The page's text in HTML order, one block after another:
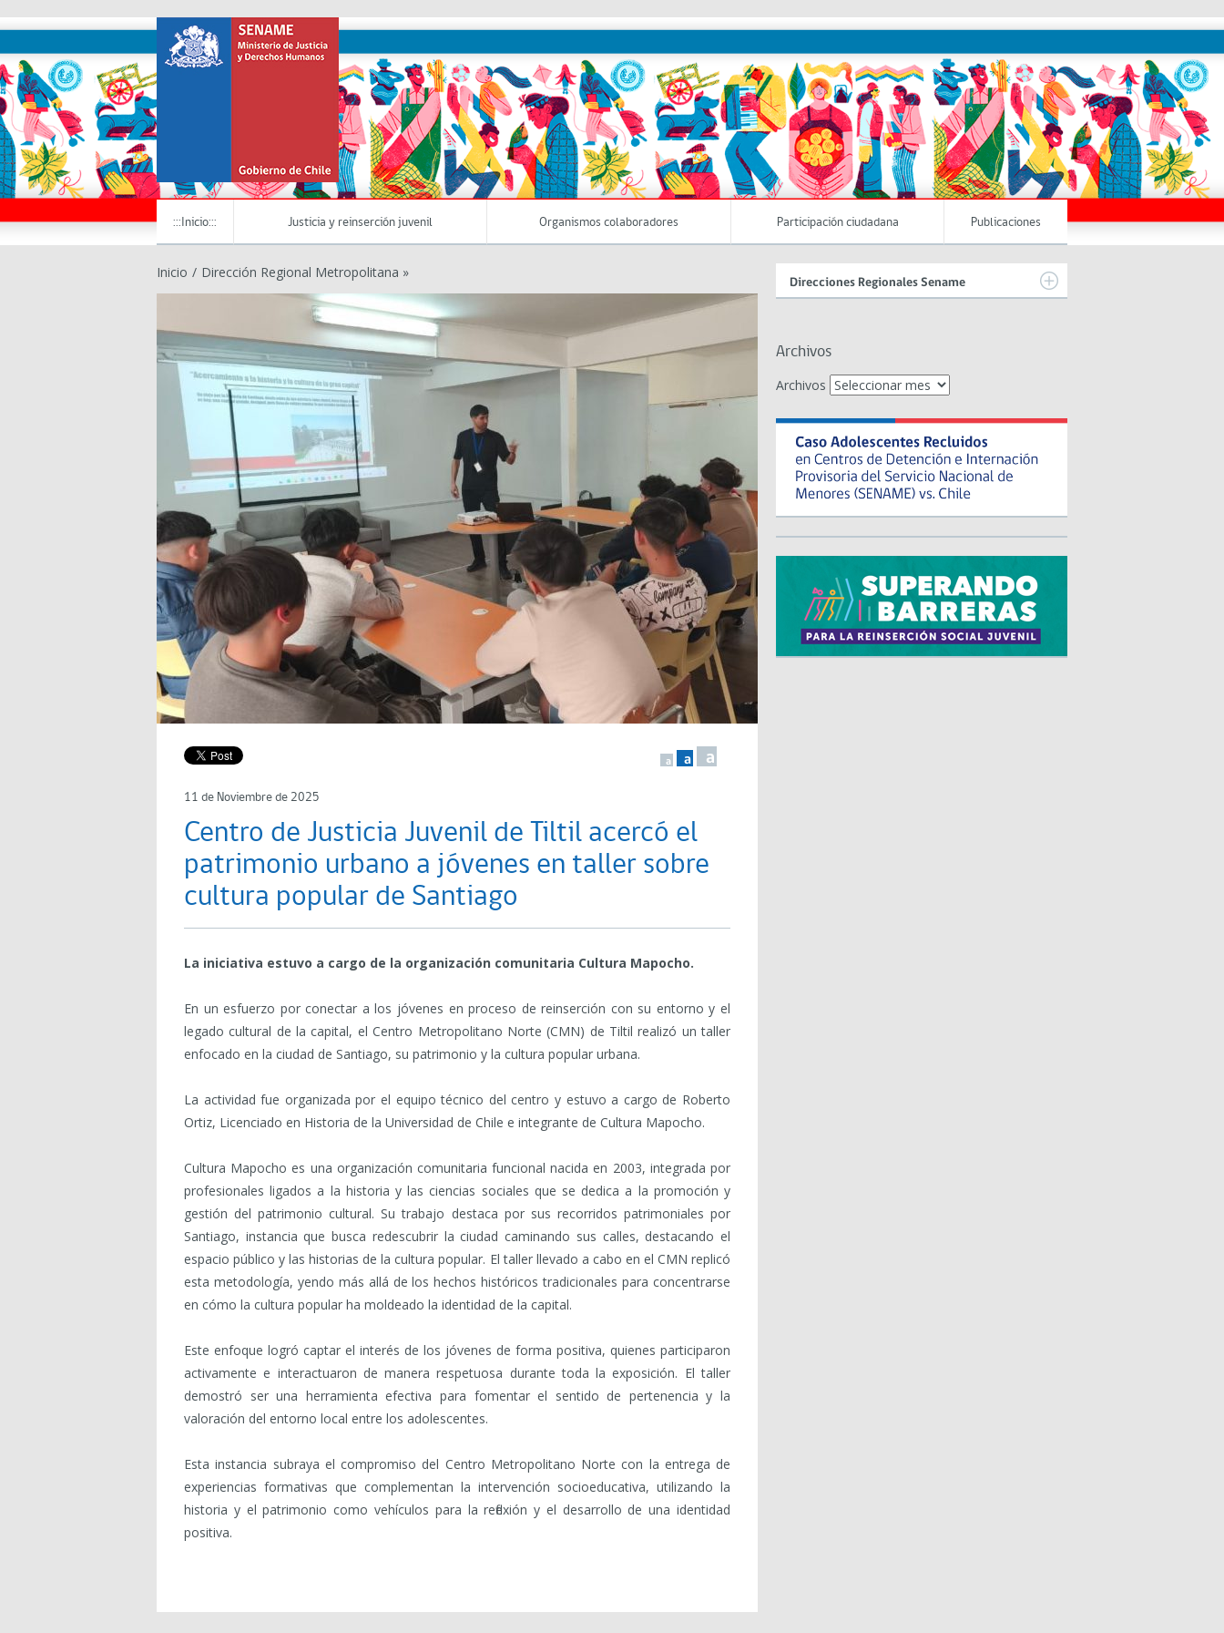
:::Inicio::: Justicia y reinserción juvenil Organismos colaboradores Participación ciudadana Publicaciones
Inicio / Dirección Regional Metropolitana »
a a a
11 de Noviembre de 2025
Centro de Justicia Juvenil de Tiltil acercó el
patrimonio urbano a jóvenes en taller sobre
cultura popular de Santiago
La iniciativa estuvo a cargo de la organización comunitaria Cultura Mapocho.
En un esfuerzo por conectar a los jóvenes en proceso de reinserción con su entorno y el
legado cultural de la capital, el Centro Metropolitano Norte (CMN) de Tiltil realizó un taller
enfocado en la ciudad de Santiago, su patrimonio y la cultura popular urbana.
La actividad fue organizada por el equipo técnico del centro y estuvo a cargo de Roberto
Ortiz, Licenciado en Historia de la Universidad de Chile e integrante de Cultura Mapocho.
Cultura Mapocho es una organización comunitaria funcional nacida en 2003, integrada por
profesionales ligados a la historia y las ciencias sociales que se dedica a la promoción y
gestión del patrimonio cultural. Su trabajo destaca por sus recorridos patrimoniales por
Santiago, instancia que busca redescubrir la ciudad caminando sus calles, destacando el
espacio público y las historias de la cultura popular. El taller llevado a cabo en el CMN replicó
esta metodología, yendo más allá de los hechos históricos tradicionales para concentrarse
en cómo la cultura popular ha moldeado la identidad de la capital.
Este enfoque logró captar el interés de los jóvenes de forma positiva, quienes participaron
activamente e interactuaron de manera respetuosa durante toda la exposición. El taller
demostró ser una herramienta efectiva para fomentar el sentido de pertenencia y la
valoración del entorno local entre los adolescentes.
Esta instancia subraya el compromiso del Centro Metropolitano Norte con la entrega de
experiencias formativas que complementan la intervención socioeducativa, utilizando la
historia y el patrimonio como vehículos para la reflexión y el desarrollo de una identidad
positiva.
Direcciones Regionales Sename
Archivos
Archivos